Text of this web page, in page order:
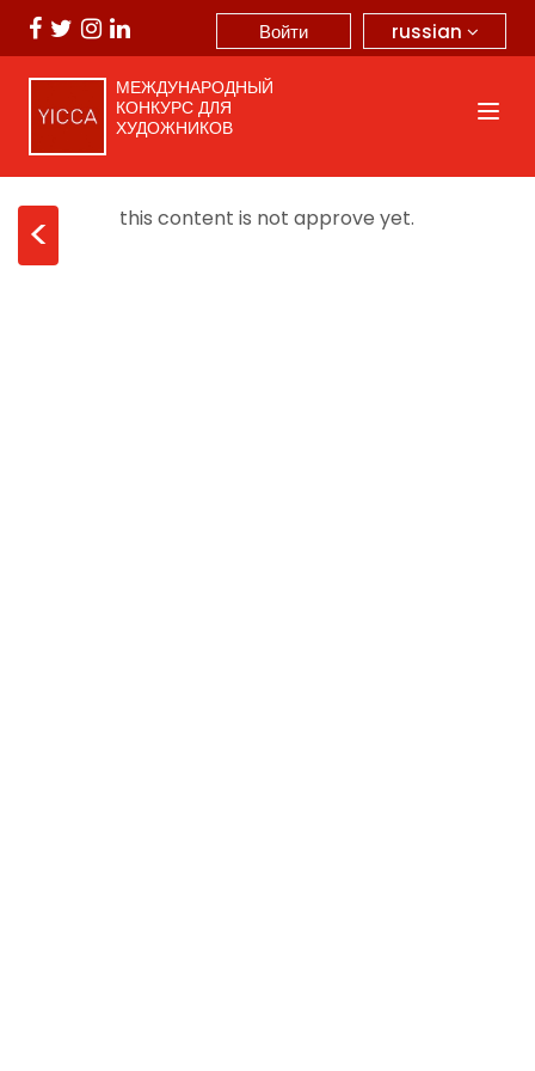
russian
Войти
МЕЖДУНАРОДНЫЙ
КОНКУРС ДЛЯ
ХУДОЖНИКОВ
< this content is not approve yet.